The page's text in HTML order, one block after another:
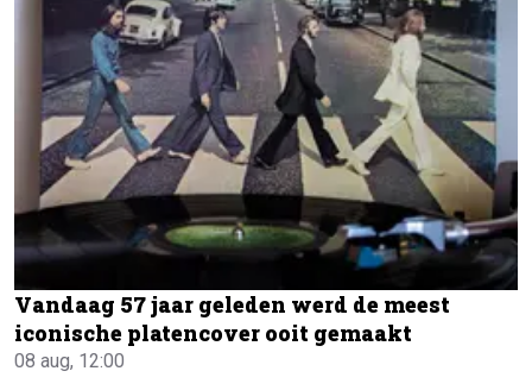
Vandaag 57 jaar geleden werd de meest
iconische platencover ooit gemaakt
08 aug, 12:00